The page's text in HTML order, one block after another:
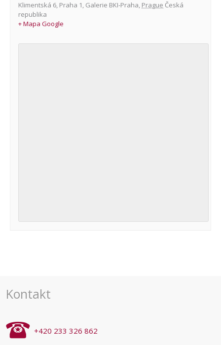
Klimentská 6, Praha 1, Galerie BKI-Praha, Prague Česká
republika
+ Mapa Google
Kontakt
+420 233 326 862